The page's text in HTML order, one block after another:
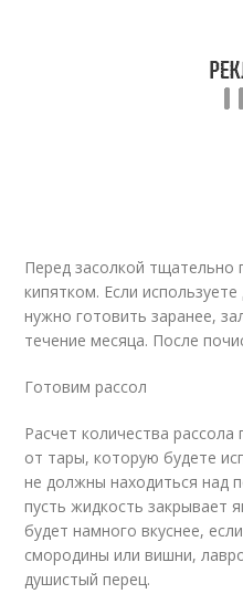
Перед засолкой тщательно
кипятком. Если
нужно готовить заранее,
течение месяца. После
Готовим рассол
Расчет количества
от тары, которую будете
не должны находиться над
пусть жидкость закрывает
будет намного вкуснее,
смородины или вишни,
душистый перец.